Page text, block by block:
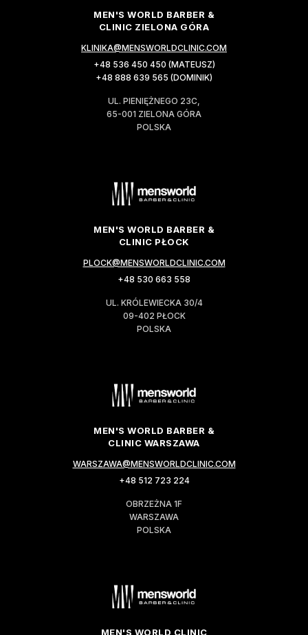
MEN'S WORLD BARBER &
CLINIC ZIELONA GÓRA
KLINIKA@MENSWORLDCLINIC.COM
+48 536 450 450 (MATEUSZ)
+48 888 639 565 (DOMINIK)
UL. PIENIĘŻNEGO 23C,
65-001 ZIELONA GÓRA
POLSKA
MEN'S WORLD BARBER &
CLINIC PŁOCK
PLOCK@MENSWORLDCLINIC.COM
+48 530 663 558
UL. KRÓLEWIECKA 30/4
09-402 PŁOCK
POLSKA
MEN'S WORLD BARBER &
CLINIC WARSZAWA
WARSZAWA@MENSWORLDCLINIC.COM
+48 512 723 224
OBRZEŻNA 1F
WARSZAWA
POLSKA
MEN'S WORLD CLINIC